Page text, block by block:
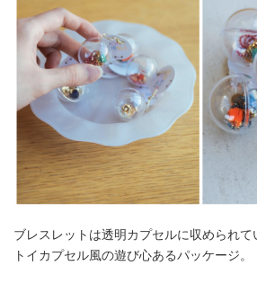
ブレスレットは透明カプセルに収められて
トイカプセル風の遊び心あるパッケージ。